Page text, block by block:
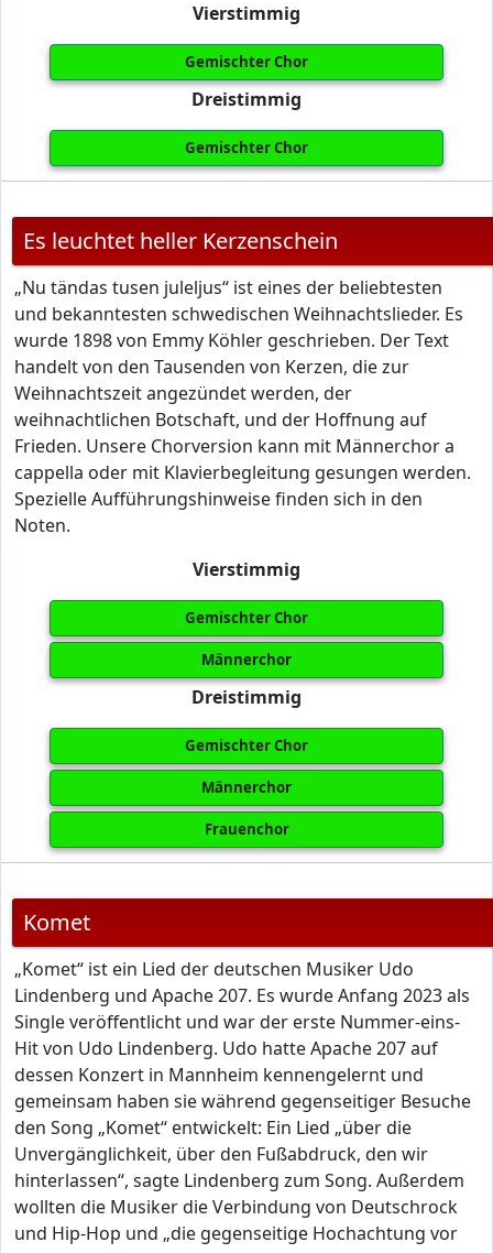
Vierstimmig
Gemischter Chor
Dreistimmig
Gemischter Chor
Es leuchtet heller Kerzenschein
„Nu tändas tusen juleljus“ ist eines der beliebtesten
und bekanntesten schwedischen Weihnachtslieder. Es
wurde 1898 von Emmy Köhler geschrieben. Der Text
handelt von den Tausenden von Kerzen, die zur
Weihnachtszeit angezündet werden, der
weihnachtlichen Botschaft, und der Hoffnung auf
Frieden. Unsere Chorversion kann mit Männerchor a
cappella oder mit Klavierbegleitung gesungen werden.
Spezielle Aufführungshinweise finden sich in den
Noten.
Vierstimmig
Gemischter Chor
Männerchor
Dreistimmig
Gemischter Chor
Männerchor
Frauenchor
Komet
„Komet“ ist ein Lied der deutschen Musiker Udo
Lindenberg und Apache 207. Es wurde Anfang 2023 als
Single veröffentlicht und war der erste Nummer-eins-
Hit von Udo Lindenberg. Udo hatte Apache 207 auf
dessen Konzert in Mannheim kennengelernt und
gemeinsam haben sie während gegenseitiger Besuche
den Song „Komet“ entwickelt: Ein Lied „über die
Unvergänglichkeit, über den Fußabdruck, den wir
hinterlassen“, sagte Lindenberg zum Song. Außerdem
wollten die Musiker die Verbindung von Deutschrock
und Hip-Hop und „die gegenseitige Hochachtung vor